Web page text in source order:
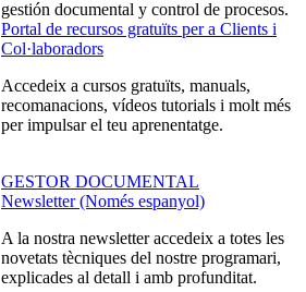
Portal de recursos gratuïts per a Clients i
Col·laboradors
Accedeix a cursos gratuïts, manuals,
recomanacions, vídeos tutorials i molt més
per impulsar el teu aprenentatge.
GESTOR DOCUMENTAL
Newsletter (Només espanyol)
A la nostra newsletter accedeix a totes les
novetats tècniques del nostre programari,
explicades al detall i amb profunditat.